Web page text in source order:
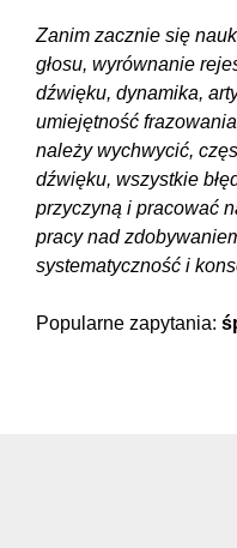
Zanim zacznie się
głosu, wyrównanie
dźwięku, dynamika,
umiejętność
należy wychwycić,
dźwięku, wszystkie
przyczyną i pracować
pracy nad
systematyczność i
Popularne zapytania: